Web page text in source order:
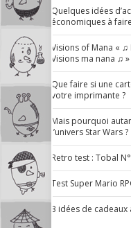
Quelques idées
économiques à
Visions of Mana «
Visions ma nana ♫ »
Que faire si une
votre imprimante ?
Mais pourquoi
l’univers Star Wars ?
Retro test : Tobal
Test Super Mario
3 idées de